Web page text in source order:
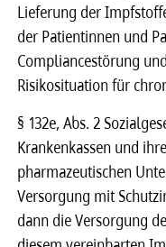
Lieferung der
der Patientinnen und
Compliancestörung
Risikosituation für
§ 132e, Abs. 2
Krankenkassen und
pharmazeutischen
Versorgung mit
dann die Versorgung